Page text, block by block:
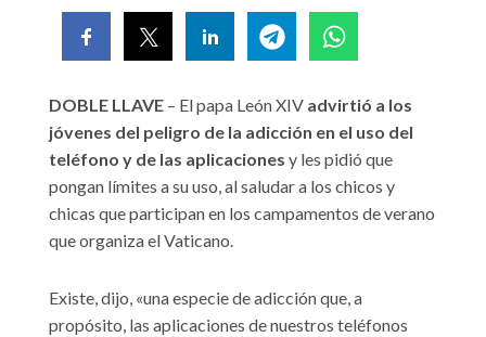
DOBLE LLAVE – El papa León XIV advirtió a los
jóvenes del peligro de la adicción en el uso del
teléfono y de las aplicaciones y les pidió que
pongan límites a su uso, al saludar a los chicos y
chicas que participan en los campamentos de verano
que organiza el Vaticano.
Existe, dijo, «una especie de adicción que, a
propósito, las aplicaciones de nuestros teléfonos